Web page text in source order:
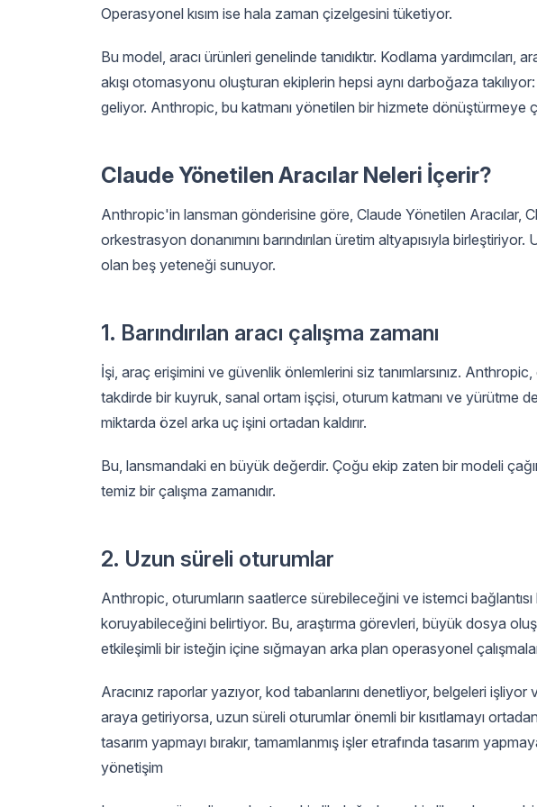
Operasyonel kısım ise hala zaman çizelgesini tüketiyor.
Bu model, aracı ürünleri genelinde tanıdıktır. Kodlama yardımcıları,
akışı otomasyonu oluşturan ekiplerin hepsi aynı darboğaza
geliyor. Anthropic, bu katmanı yönetilen bir hizmete dönüştürmeye
Claude Yönetilen Aracılar Neleri İçerir?
Anthropic'in lansman gönderisine göre, Claude Yönetilen Aracılar,
orkestrasyon donanımını barındırılan üretim altyapısıyla
olan beş yeteneği sunuyor.
1. Barındırılan aracı çalışma zamanı
İşi, araç erişimini ve güvenlik önlemlerini siz tanımlarsınız. Anthropic,
takdirde bir kuyruk, sanal ortam işçisi, oturum katmanı ve yürütme
miktarda özel arka uç işini ortadan kaldırır.
Bu, lansmandaki en büyük değerdir. Çoğu ekip zaten bir modeli
temiz bir çalışma zamanıdır.
2. Uzun süreli oturumlar
Anthropic, oturumların saatlerce sürebileceğini ve istemci bağlantısı
koruyabileceğini belirtiyor. Bu, araştırma görevleri, büyük dosya
etkileşimli bir isteğin içine sığmayan arka plan operasyonel
Aracınız raporlar yazıyor, kod tabanlarını denetliyor, belgeleri
araya getiriyorsa, uzun süreli oturumlar önemli bir kısıtlamayı
tasarım yapmayı bırakır, tamamlanmış işler etrafında tasarım
yönetişim